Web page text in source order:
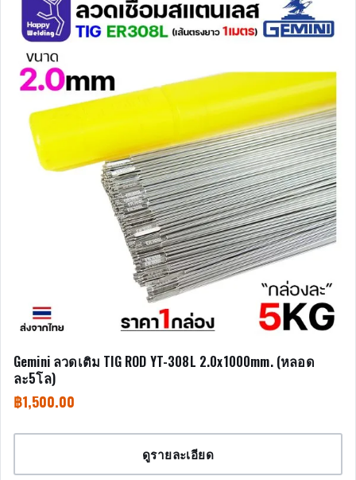
Gemini ลวดเติม TIG ROD YT-308L 2.0x1000mm. (หลอด
ละ5โล)
฿1,500.00
ดูรายละเอียด